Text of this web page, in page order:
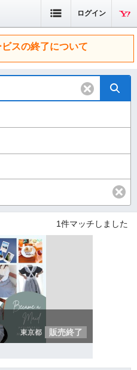
ログイン
スの終了について
1件マッチしました
東京都 販売終了